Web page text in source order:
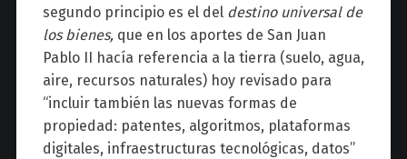
segundo principio es el del destino universal de
los bienes, que en los aportes de San Juan
Pablo II hacía referencia a la tierra (suelo, agua,
aire, recursos naturales) hoy revisado para
“incluir también las nuevas formas de
propiedad: patentes, algoritmos, plataformas
digitales, infraestructuras tecnológicas, datos”